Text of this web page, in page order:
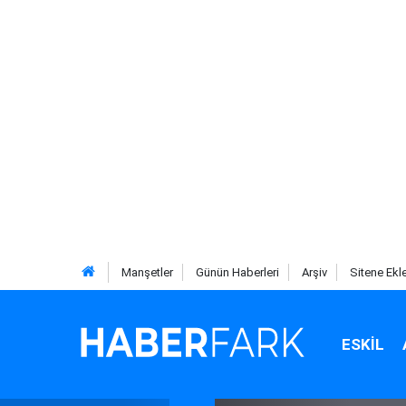
Manşetler Günün Haberleri Arşiv Sitene
ESKIL